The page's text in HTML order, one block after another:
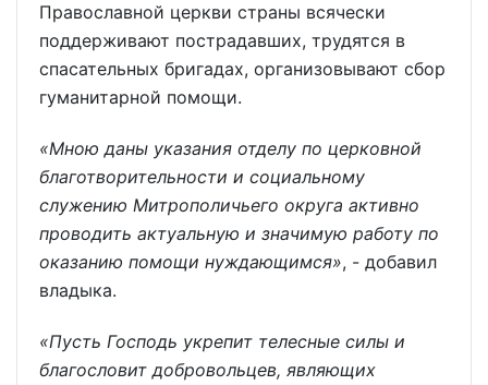
Православной церкви страны всячески
поддерживают пострадавших, трудятся в
спасательных бригадах, организовывают сбор
гуманитарной помощи.
«Мною даны указания отделу по церковной
благотворительности и социальному
служению Митрополичьего округа активно
проводить актуальную и значимую работу по
оказанию помощи нуждающимся», - добавил
владыка.
«Пусть Господь укрепит телесные силы и
благословит добровольцев, являющих